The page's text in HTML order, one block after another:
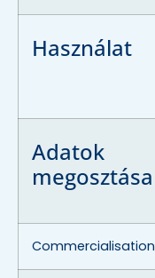
Használat
Adatok
megosztása
Commercialisation